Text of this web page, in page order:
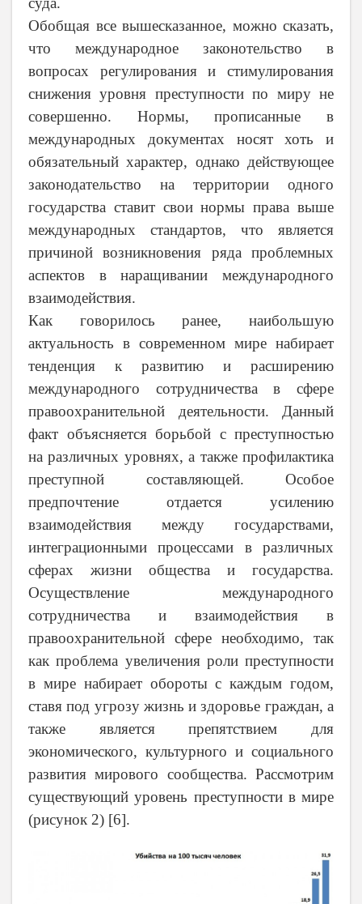
Обобщая все вышесказанное, можно сказать,
что международное законотельство в
вопросах регулирования и стимулирования
снижения уровня преступности по миру не
совершенно. Нормы, прописанные в
международных документах носят хоть и
обязательный характер, однако действующее
законодательство на территории одного
государства ставит свои нормы права выше
международных стандартов, что является
причиной возникновения ряда проблемных
аспектов в наращивании международного
взаимодействия.
Как говорилось ранее, наибольшую
актуальность в современном мире набирает
тенденция к развитию и расширению
международного сотрудничества в сфере
правоохранительной деятельности. Данный
факт объясняется борьбой с преступностью
на различных уровнях, а также профилактика
преступной составляющей. Особое
предпочтение отдается усилению
взаимодействия между государствами,
интеграционными процессами в различных
сферах жизни общества и государства.
Осуществление международного
сотрудничества и взаимодействия в
правоохранительной сфере необходимо, так
как проблема увеличения роли преступности
в мире набирает обороты с каждым годом,
ставя под угрозу жизнь и здоровье граждан, а
также является препятствием для
экономического, культурного и социального
развития мирового сообщества. Рассмотрим
существующий уровень преступности в мире
(рисунок 2) [6].